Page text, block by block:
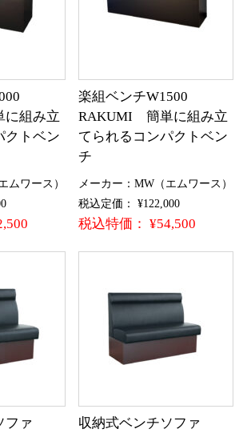
組み立
クトベン
ムワース）
楽組ベンチW1500
RAKUMI 簡単に組み立
てられるコンパクトベン
チ
メーカー：MW（エムワース）
税込定価： ¥122,000
税込特価： ¥54,500
ファ 収納式ベンチソファ